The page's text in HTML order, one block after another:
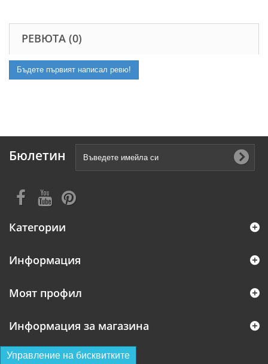
РЕВЮТА (0)
Бъдете първият написал ревю!
Бюлетин
Категории
Информация
Моят профил
Информация за магазина
Управление на бисквитките